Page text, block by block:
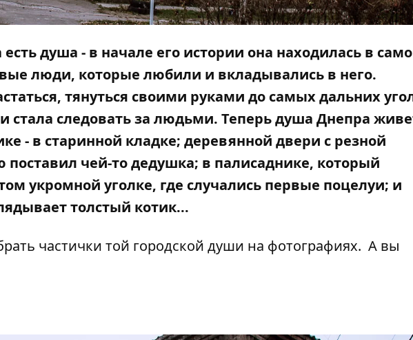
есть душа - в начале его истории она находилась в
люди, которые любили и вкладывались в него.
тянуться своими руками до самых дальних
стала следовать за людьми. Теперь душа Днепра
- в старинной кладке; деревянной двери с резной
поставил чей-то дедушка; в палисаднике, который
укромной уголке, где случались первые поцелуи; и
толстый котик...
частички той городской души на фотографиях. А вы